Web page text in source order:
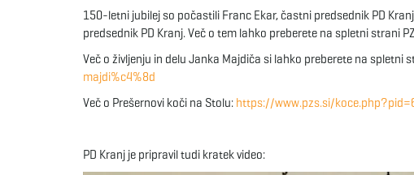
150-letni jubilej so počastili Franc Ekar, častni predsednik PD
predsednik PD Kranj. Več o tem lahko preberete na spletni strani
Več o življenju in delu Janka Majdiča si lahko preberete na spletni
majdi%c4%8d
Več o Prešernovi koči na Stolu: https://www.pzs.si/
PD Kranj je pripravil tudi kratek video: